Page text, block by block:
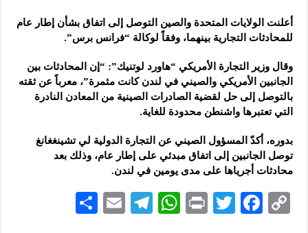
أعلنت الولايات المتحدة والصين التوصل إلى اتفاق بشأن إطار عام
للمحادثات التجارية بينهما، وفقاً لوكالة “فرانس برس”.
وقال وزير التجارة الأمريكي “هاورد لوتنيك”: “إن المحادثات بين
الجانبين الأمريكي والصيني في لندن كانت مثمرة”، معرباً عن ثقته
بالتوصل إلى حل لقضية الصادرات الصينية من المعادن النادرة
التي تعتبرها واشنطن محدودة للغاية.
بدوره، أكدّ المسؤول الصيني عن التجارة الدولية لي تشينغغانغ
توصل الجانبين إلى اتفاق مبدئي على إطار عام، وذلك بعد
محادثات أجرياها على مدى يومين في لندن.
C
F
T
P
W
Te
E